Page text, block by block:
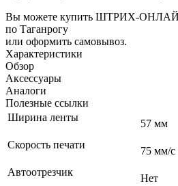
Вы можете купить ШТРИХ-
по Таганрогу
или оформить самовывоз.
Характеристики
Обзор
Аксессуары
Аналоги
Полезные ссылки
Ширина ленты
57 мм
Скорость печати
75 мм/с
Автоотрезчик
Нет